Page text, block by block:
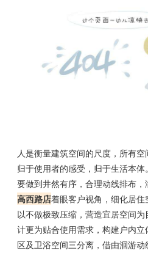
人是衡量建筑空间的尺度，所有
归于使用者的感受，归于生活本
要做到井然有序，合理动线排布
高西路店着眼客户视角，细化居住
以不做极致压缩，营造宜居空间
计更为贴合使用需求，构建户内
区及卫浴空间三分离，借由洄游